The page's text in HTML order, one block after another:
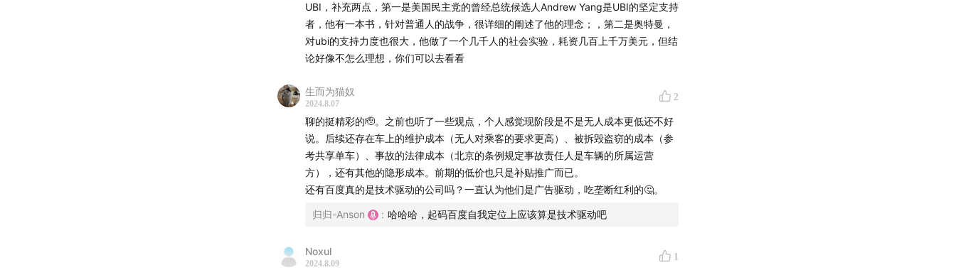
UBI，补充两点，第一是美国民主党的曾经总统候选人Andrew Yang是UBI的坚定支持
者，他有一本书，针对普通人的战争，很详细的阐述了他的理念；，第二是奥特曼，
对ubi的支持力度也很大，他做了一个几千人的社会实验，耗资几百上千万美元，但结
论好像不怎么理想，你们可以去看看
生而为猫奴
2024.8.07
2
聊的挺精彩的🫡。之前也听了一些观点，个人感觉现阶段是不是无人成本更低还不好
说。后续还存在车上的维护成本（无人对乘客的要求更高）、被拆毁盗窃的成本（参
考共享单车）、事故的法律成本（北京的条例规定事故责任人是车辆的所属运营
方），还有其他的隐形成本。前期的低价也只是补贴推广而已。
还有百度真的是技术驱动的公司吗？一直认为他们是广告驱动，吃垄断红利的🤔。
归归-Anson : 哈哈哈，起码百度自我定位上应该算是技术驱动吧
Noxul
2024.8.09
1